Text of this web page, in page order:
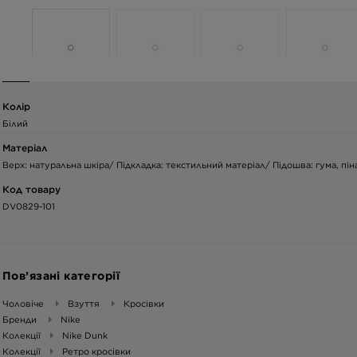
Колір
Білий
Матеріал
Верх: натуральна шкіра/ Підкладка: текстильний матеріал/ Підошва: гума,
Код товару
DV0829-101
Пов’язані категорії
Чоловіче Взуття
Кросівки
Бренди
Nike
Колекції
Nike Dunk
Колекції
Ретро кросівки